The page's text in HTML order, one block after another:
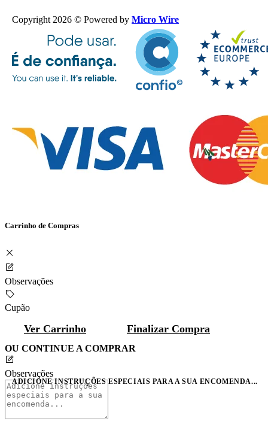
Copyright 2026 © Powered by Micro Wire
Carrinho de Compras
Observações
Cupão
Ver Carrinho Finalizar Compra
OU CONTINUE A COMPRAR
Observações
ADICIONE INSTRUÇÕES ESPECIAIS PARA A SUA ENCOMENDA...